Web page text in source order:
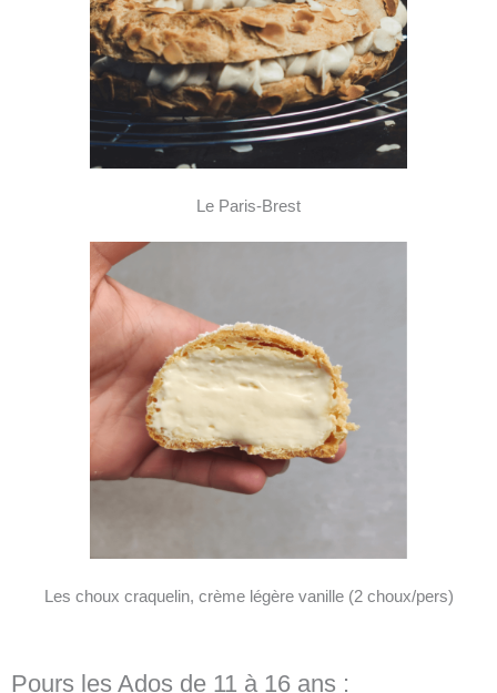
Le Paris-Brest
Les choux craquelin, crème légère vanille (2 choux/pers)
Pours les Ados de 11 à 16 ans :